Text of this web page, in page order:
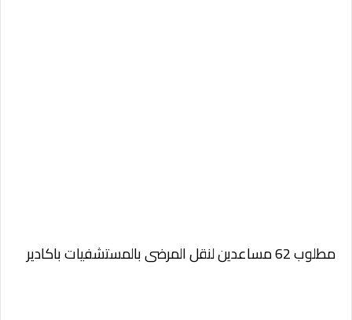
مطلوب 62 مساعدين لنقل المرضى بالمستشفيات باكادير